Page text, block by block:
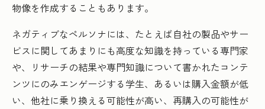
物像を作成することもあります。
ネガティブなペルソナには、たとえば自社の製品やサー
ビスに関してあまりにも高度な知識を持っている専門家
や、リサーチの結果や専門知識について書かれたコンテ
ンツにのみエンゲージする学生、あるいは購入金額が低
い、他社に乗り換える可能性が高い、再購入の可能性が